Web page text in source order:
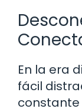
En la era
fácil
constante